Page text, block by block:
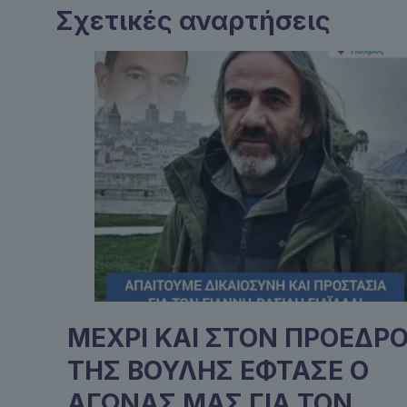
Σχετικές αναρτήσεις
ΜΕΧΡΙ ΚΑΙ ΣΤΟΝ
ΤΗΣ ΒΟΥΛΗΣ ΕΦΤΑΣΕ Ο